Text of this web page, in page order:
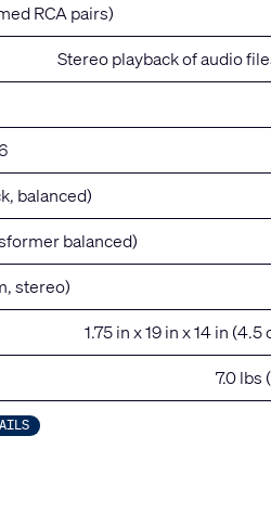
RCA pairs)
Stereo playback of audio
balanced)
balanced)
stereo)
1.75 in x 19 in x 14 in
7.0 lbs